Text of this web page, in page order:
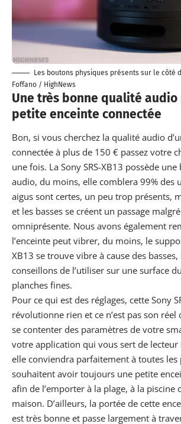
Les boutons physiques présents sur le côté
Foffano / HighNews
Une très bonne qualité audio
petite enceinte connectée
Bon, si vous cherchez la qualité audio
connectée à plus de 150 € passez votre
une fois. La Sony SRS-XB13 possède
audio, du moins, elle comblera 99% des
aigus sont certes, un peu trop présents,
et les basses se créent un passage
omniprésente. Nous avons également
l’enceinte peut vibrer, du moins, le
XB13 se trouve vibre à cause des
conseillons de l’utiliser sur une surface
planches fines.
Pour ce qui est des réglages, cette Sony
révolutionne rien et ce n’est pas son
se contenter des paramètres de votre
votre application qui vous sert de lecteur
elle conviendra parfaitement à toutes les
souhaitent avoir toujours une petite
afin de l’emporter à la plage, à la piscine
maison. D’ailleurs, la portée de cette
est très bonne et passe largement à